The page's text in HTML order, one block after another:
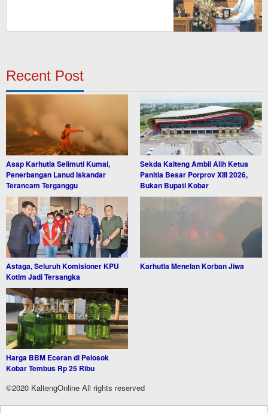
Recent Post
Asap Karhutla Selimuti Kumai,
Penerbangan Lanud Iskandar
Terancam Terganggu
Sekda Kalteng Ambil Alih Ketua
Panitia Besar Porprov XIII 2026,
Bukan Bupati Kobar
Astaga, Seluruh Komisioner KPU
Kotim Jadi Tersangka
Karhutla Menelan Korban Jiwa
Harga BBM Eceran di Pelosok
Kobar Tembus Rp 25 Ribu
©2020 KaltengOnline All rights reserved